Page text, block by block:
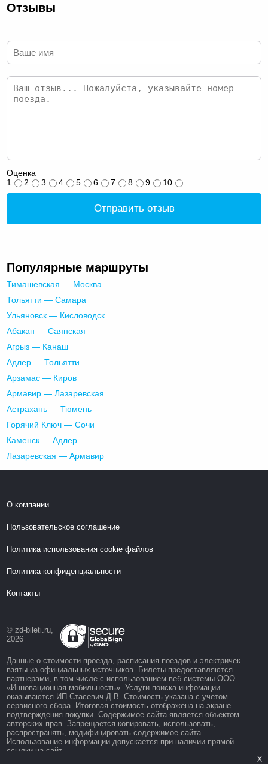
Отзывы
Оценка
1
2 3 4 5 6 7 8 9 10
Отправить отзыв
Популярные маршруты
Тимашевская — Москва
Тольятти — Самара
Ульяновск — Кисловодск
Абакан — Саянская
Агрыз — Канаш
Адлер — Тольятти
Арзамас — Киров
Армавир — Лазаревская
Астрахань — Тюмень
Горячий Ключ — Сочи
Каменск — Адлер
Лазаревская — Армавир
О компании
Пользовательское соглашение
Политика использования cookie файлов
Политика конфиденциальности
Контакты
© zd-bileti.ru,
2026
Данные о стоимости проезда, расписания поездов и электричек
взяты из официальных источников. Билеты предоставляются
партнерами, в том числе с использованием веб-системы ООО
«Инновационная мобильность». Услуги поиска инфомации
оказываются ИП Стасевич Д.В. Стоимость указана с учетом
сервисного сбора. Итоговая стоимость отображена на экране
подтверждения покупки. Содержимое сайта является объектом
авторских прав. Запрещается копировать, использовать,
распространять, модифицировать содержимое сайта.
Использование информации допускается при наличии прямой
ссылки на сайт.
X